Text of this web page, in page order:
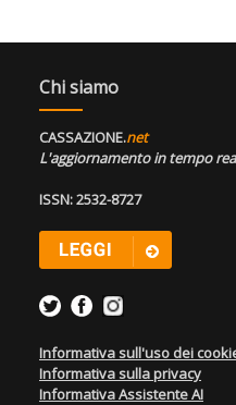
Chi siamo
CASSAZIONE.net
L'aggiornamento in tempo
ISSN: 2532-8727
Informativa sull'uso dei
Informativa sulla privacy
Informativa Assistente AI